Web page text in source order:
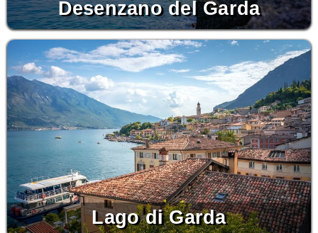
Desenzano del Garda
Lago di Garda